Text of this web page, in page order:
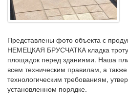
Представлены фото объекта с
НЕМЕЦКАЯ БРУСЧАТКА кладка
площадок перед зданиями. Наша
всем техническим правилам, а также
технологическим требованиям,
установленном порядке.